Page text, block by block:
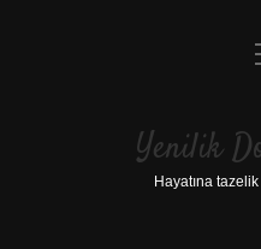
Yenilik
Hayatına